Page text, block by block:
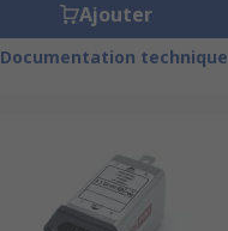
Ajouter
Documentation technique